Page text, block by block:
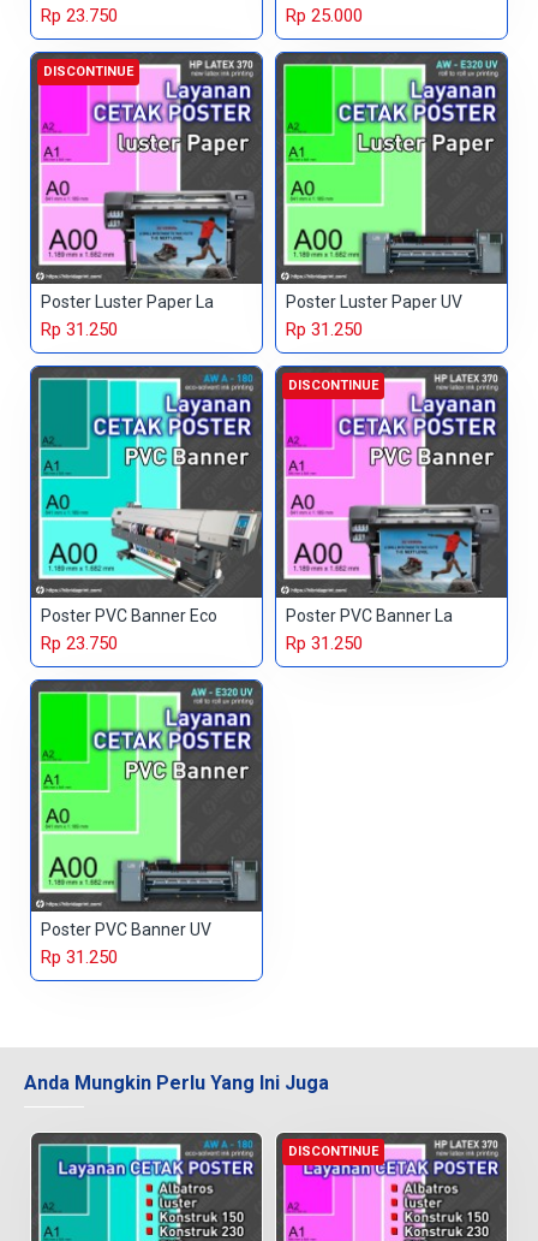
Rp 23.750 Rp 25.000
DISCONTINUE
Poster Luster Paper La
Rp 31.250
Poster Luster Paper UV
Rp 31.250
Poster PVC Banner Eco
Rp 23.750
DISCONTINUE
Poster PVC Banner La
Rp 31.250
Poster PVC Banner UV
Rp 31.250
Anda Mungkin Perlu Yang Ini Juga
DISCONTINUE